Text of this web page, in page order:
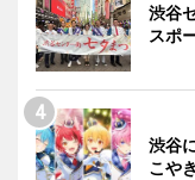
渋谷
スポ
渋谷
こや